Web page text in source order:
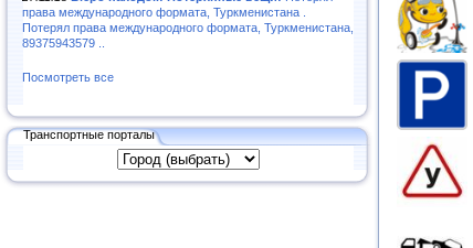
права международного формата, Туркменистана .
Потерял права международного формата, Туркменистана,
89375943579 ..
Посмотреть все
Транспортные порталы